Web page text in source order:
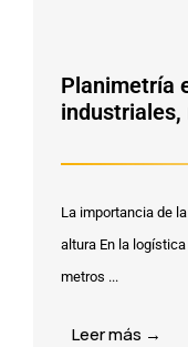
Planimetría
La importancia de
altura En la
metros ...
Leer más →